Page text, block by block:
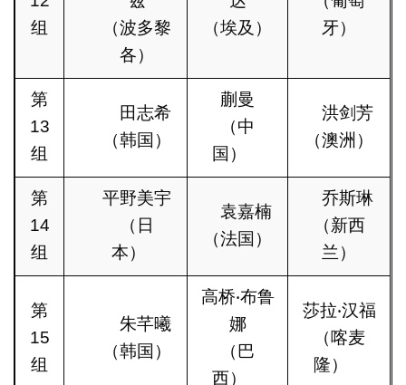
组
（波多黎
各）
（埃及）
牙）
第
13
组
田志希
（韩国）
蒯曼
（中
国）
洪剑芳
（澳洲）
第
14
组
平野美宇
（日
本）
袁嘉楠
（法国）
乔斯琳
（新西
兰）
第
15
组
朱芊曦
（韩国）
高桥‧布鲁
娜
（巴
西）
莎拉‧汉福
（喀麦
隆）